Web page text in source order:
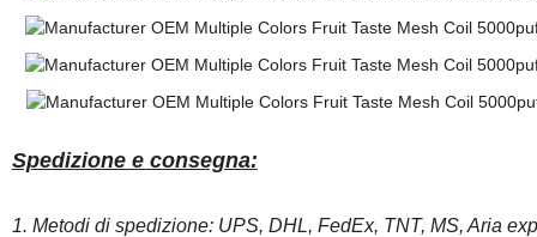
Spedizione e consegna:
1. Metodi di spedizione: UPS, DHL, FedEx, TNT, MS, Aria